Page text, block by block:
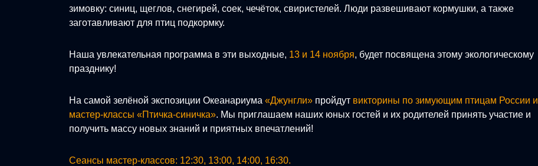
зимовку: синиц, щеглов, снегирей, соек, чечёток, свиристелей. Люди развешивают кормушки, а также
заготавливают для птиц подкормку.
Наша увлекательная программа в эти выходные, 13 и 14 ноября, будет посвящена этому экологическому
празднику!
На самой зелёной экспозиции Океанариума «Джунгли» пройдут викторины по зимующим птицам России и
мастер-классы «Птичка-синичка». Мы приглашаем наших юных гостей и их родителей принять участие и
получить массу новых знаний и приятных впечатлений!
Сеансы мастер-классов: 12:30, 13:00, 14:00, 16:30.